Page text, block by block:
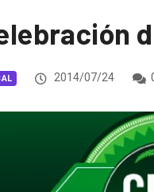
2014/07/24